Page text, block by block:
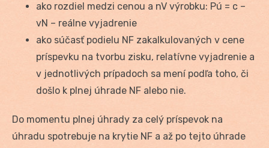
ako rozdiel medzi cenou a nV výrobku: Pú = c –
vN – reálne vyjadrenie
ako súčasť podielu NF zakalkulovaných v cene
príspevku na tvorbu zisku, relatívne vyjadrenie a
v jednotlivých prípadoch sa mení podľa toho, či
došlo k plnej úhrade NF alebo nie.
Do momentu plnej úhrady za celý príspevok na
úhradu spotrebuje na krytie NF a až po tejto úhrade